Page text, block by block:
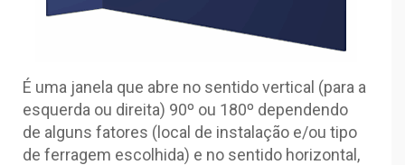
É uma janela que abre no sentido vertical (para a
esquerda ou direita) 90º ou 180º dependendo
de alguns fatores (local de instalação e/ou tipo
de ferragem escolhida) e no sentido horizontal,